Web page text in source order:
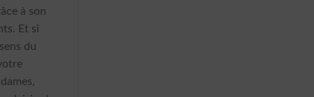
à son
Et si
du